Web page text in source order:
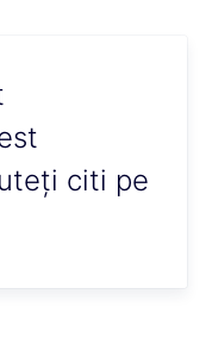
citi pe